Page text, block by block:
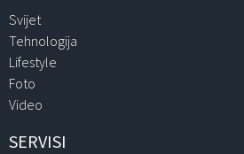
Svijet
Tehnologija
Lifestyle
Foto
Video
SERVISI